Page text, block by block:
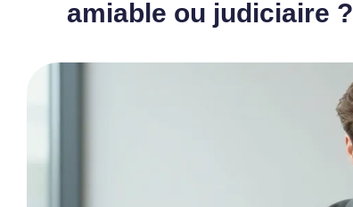
amiable ou judiciaire ?